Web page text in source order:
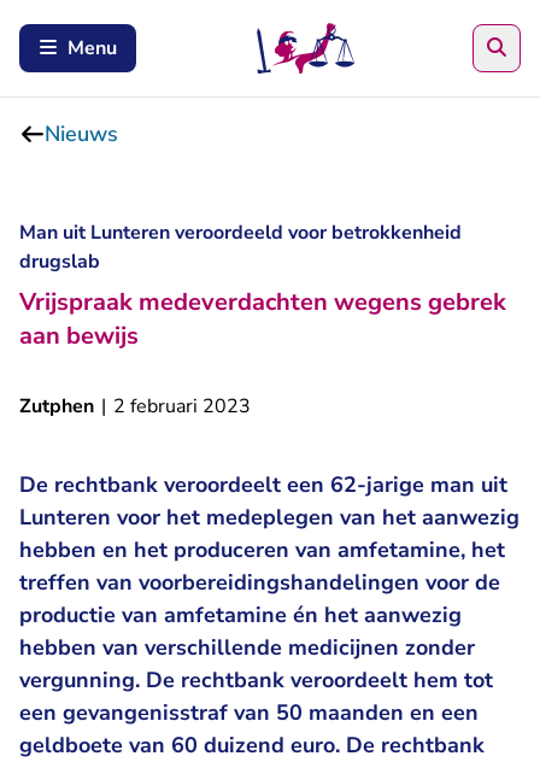
Menu
Nieuws
Man uit Lunteren veroordeeld voor betrokkenheid
drugslab
Vrijspraak medeverdachten wegens gebrek
aan bewijs
Zutphen | 2 februari 2023
De rechtbank veroordeelt een 62-jarige man uit
Lunteren voor het medeplegen van het aanwezig
hebben en het produceren van amfetamine, het
treffen van voorbereidingshandelingen voor de
productie van amfetamine én het aanwezig
hebben van verschillende medicijnen zonder
vergunning. De rechtbank veroordeelt hem tot
een gevangenisstraf van 50 maanden en een
geldboete van 60 duizend euro. De rechtbank